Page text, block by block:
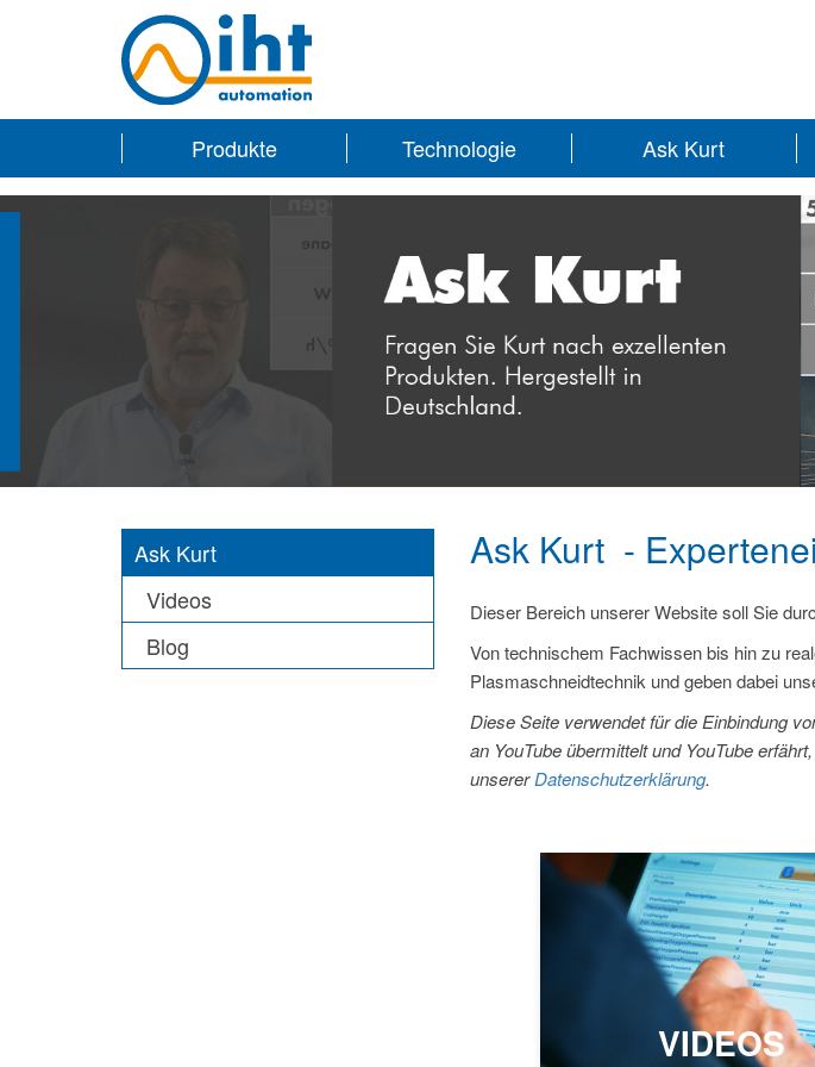
Produkte Technologie Ask Kurt
Ask Kurt
Videos
Blog
Ask Kurt -
Dieser Bereich unserer Website soll Sie
Von technischem Fachwissen bis hin zu
Plasmaschneidtechnik und geben dabei
Diese Seite verwendet für die Einbindung
an YouTube übermittelt und YouTube
unsererDatenschutzerklärung.
VIDEOS